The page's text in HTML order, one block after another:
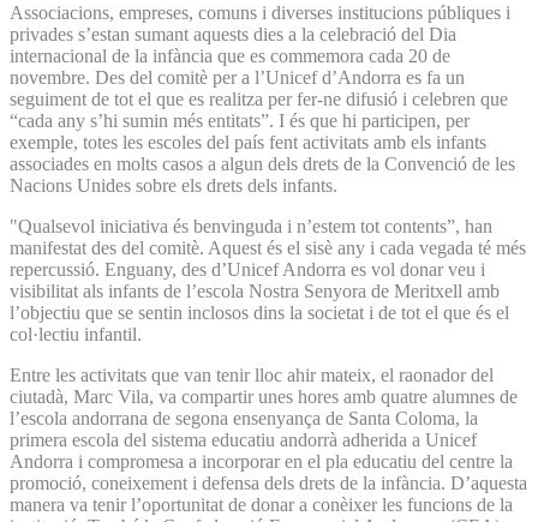
Associacions, empreses, comuns i diverses institucions públiques i
privades s’estan sumant aquests dies a la celebració del Dia
internacional de la infància que es commemora cada 20 de
novembre. Des del comitè per a l’Unicef d’Andorra es fa un
seguiment de tot el que es realitza per fer-ne difusió i celebren que
“cada any s’hi sumin més entitats”. I és que hi participen, per
exemple, totes les escoles del país fent activitats amb els infants
associades en molts casos a algun dels drets de la Convenció de les
Nacions Unides sobre els drets dels infants.
"Qualsevol iniciativa és benvinguda i n’estem tot contents”, han
manifestat des del comitè. Aquest és el sisè any i cada vegada té més
repercussió. Enguany, des d’Unicef Andorra es vol donar veu i
visibilitat als infants de l’escola Nostra Senyora de Meritxell amb
l’objectiu que se sentin inclosos dins la societat i de tot el que és el
col·lectiu infantil.
Entre les activitats que van tenir lloc ahir mateix, el raonador del
ciutadà, Marc Vila, va compartir unes hores amb quatre alumnes de
l’escola andorrana de segona ensenyança de Santa Coloma, la
primera escola del sistema educatiu andorrà adherida a Unicef
Andorra i compromesa a incorporar en el pla educatiu del centre la
promoció, coneixement i defensa dels drets de la infància. D’aquesta
manera va tenir l’oportunitat de donar a conèixer les funcions de la